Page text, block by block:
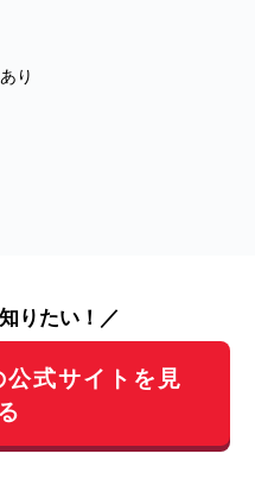
り
りたい！／
式サイトを見
る